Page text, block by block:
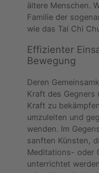
ältere Menschen.
Familie der
wie das Tai Chi
Effizienter
Bewegung
Deren
Kraft des Gegners
Kraft zu
umzuleiten und
wenden. Im
sanften Künsten,
Meditations- oder
unterrichtet